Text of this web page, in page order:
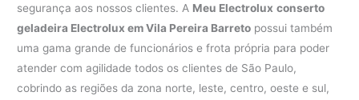
segurança aos nossos clientes. A Meu Electrolux conserto
geladeira Electrolux em Vila Pereira Barreto possui também
uma gama grande de funcionários e frota própria para poder
atender com agilidade todos os clientes de São Paulo,
cobrindo as regiões da zona norte, leste, centro, oeste e sul,